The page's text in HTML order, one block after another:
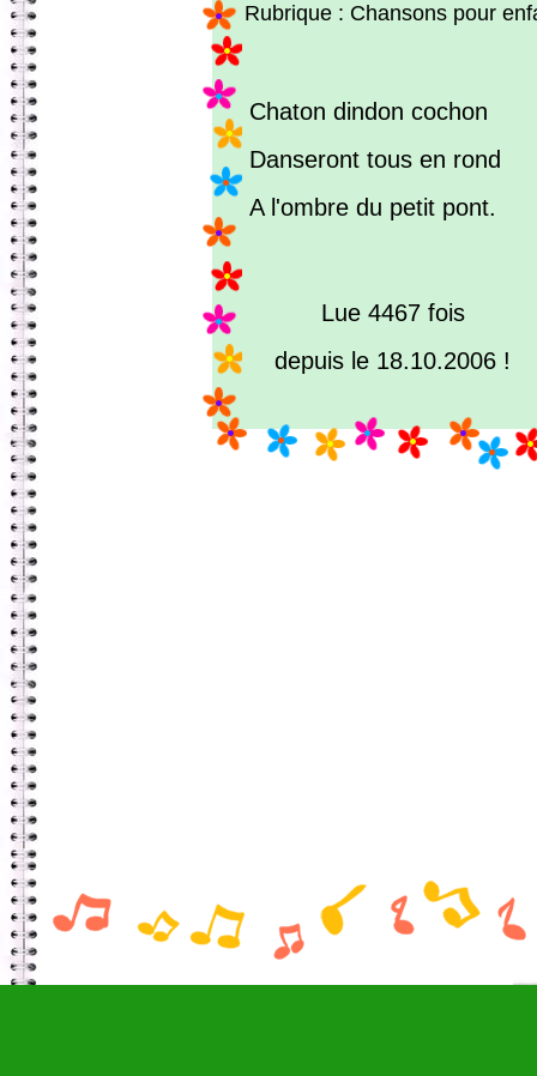
Rubrique : Chansons pour
Chaton dindon cochon
Danseront tous en rond
A l'ombre du petit pont.
Lue 4467 fois
depuis le 18.10.2006 !